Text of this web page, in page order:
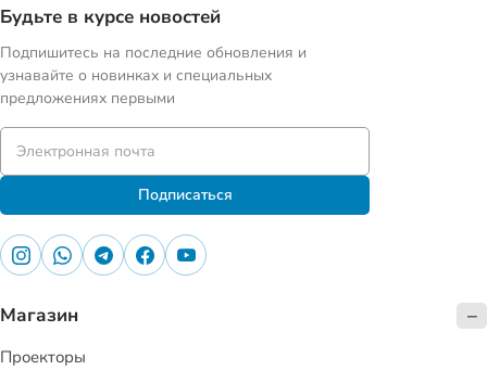
Будьте в курсе новостей
Подпишитесь на последние обновления и
узнавайте о новинках и специальных
предложениях первыми
Подписаться
Магазин
Проекторы